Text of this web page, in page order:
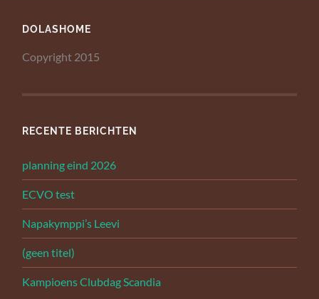
DOLASHOME
Copyright 2015
RECENTE BERICHTEN
planning eind 2026
ECVO test
Napakymppi’s Leevi
(geen titel)
Kampioens Clubdag Scandia